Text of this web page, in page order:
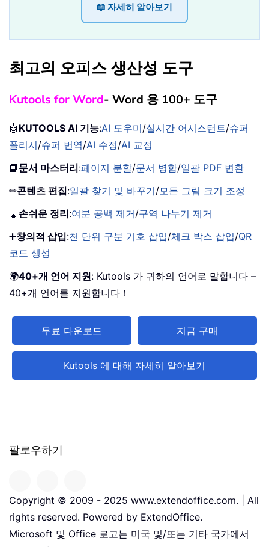
📖 자세히 알아보기
최고의 오피스 생산성 도구
Kutools for Word- Word 용 100+ 도구
🤖 KUTOOLS AI 기능:AI 도우미/실시간 어시스턴트/슈퍼
폴리시/슈퍼 번역/AI 수정/AI 교정
📘 문서 마스터리:페이지 분할/문서 병합/일괄 PDF 변환
✏콘텐츠 편집:일괄 찾기 및 바꾸기/모든 그림 크기 조정
🧹 손쉬운 정리:여분 공백 제거/구역 나누기 제거
➕창의적 삽입:천 단위 구분 기호 삽입/체크 박스 삽입/QR
코드 생성
🌍40+개 언어 지원: Kutools 가 귀하의 언어로 말합니다 –
40+개 언어를 지원합니다！
무료 다운로드 지금 구매
Kutools 에 대해 자세히 알아보기
팔로우하기
Copyright © 2009 - 2025 www.extendoffice.com. | All
rights reserved. Powered by ExtendOffice.
Microsoft 및 Office 로고는 미국 및/또는 기타 국가에서